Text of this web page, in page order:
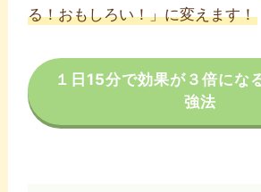
る！おもしろい！」に変えます！
１日15分で効果が３倍にな
強法